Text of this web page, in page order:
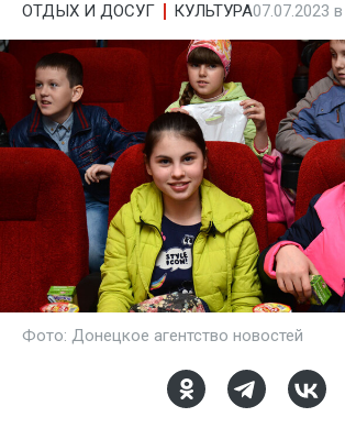
ОТДЫХ И ДОСУГ КУЛЬТУРА07.07.2023
Фото: Донецкое агентство новостей